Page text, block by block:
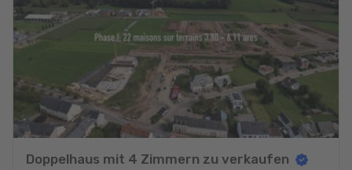
Doppelhaus mit 4 Zimmern zu verkaufen